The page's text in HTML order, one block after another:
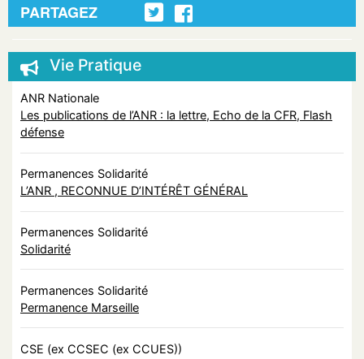
PARTAGEZ
Vie Pratique
ANR Nationale
Les publications de l’ANR : la lettre, Echo de la CFR, Flash
défense
Permanences Solidarité
L’ANR , RECONNUE D’INTÉRÊT GÉNÉRAL
Permanences Solidarité
Solidarité
Permanences Solidarité
Permanence Marseille
CSE (ex CCSEC (ex CCUES))